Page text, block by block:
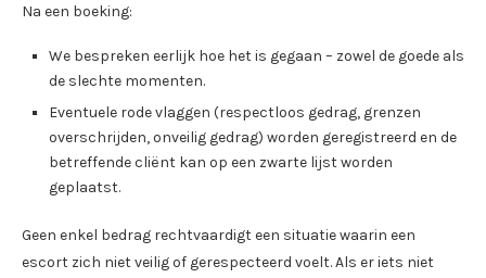
Na een boeking:
We bespreken eerlijk hoe het is gegaan – zowel de goede als
de slechte momenten.
Eventuele rode vlaggen (respectloos gedrag, grenzen
overschrijden, onveilig gedrag) worden geregistreerd en de
betreffende cliënt kan op een zwarte lijst worden
geplaatst.
Geen enkel bedrag rechtvaardigt een situatie waarin een
escort zich niet veilig of gerespecteerd voelt. Als er iets niet